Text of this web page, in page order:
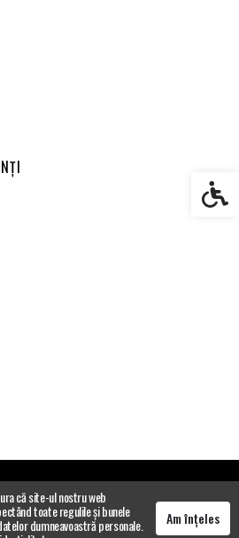
că site-ul nostru web
toate regulile și bunele
dumneavoastră personale. Am înțeles
Setări